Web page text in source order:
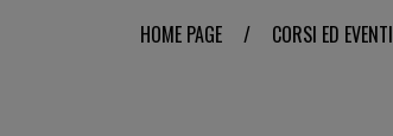
HOME PAGE / CORSI ED EVENTI